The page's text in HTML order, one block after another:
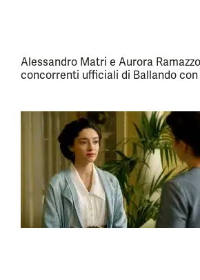
Alessandro Matri e Aurora
concorrenti ufficiali di Ballando con